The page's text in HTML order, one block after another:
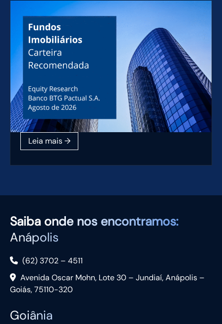
Saiba onde nos encontramos:
Anápolis
(62) 3702 – 4511
Avenida Oscar Mohn, Lote 30 – Jundiaí, Anápolis –
Goiás, 75110-320
Goiânia